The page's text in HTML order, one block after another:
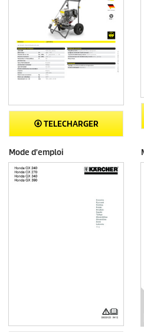
TELECHARGER
Mode d'emploi